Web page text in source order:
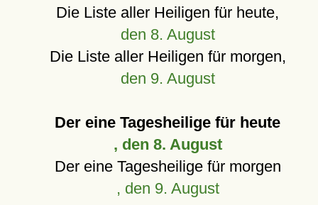
Die Liste aller Heiligen für heute,
den 8. August
Die Liste aller Heiligen für morgen,
den 9. August
Der eine Tagesheilige für heute
, den 8. August
Der eine Tagesheilige für morgen
, den 9. August